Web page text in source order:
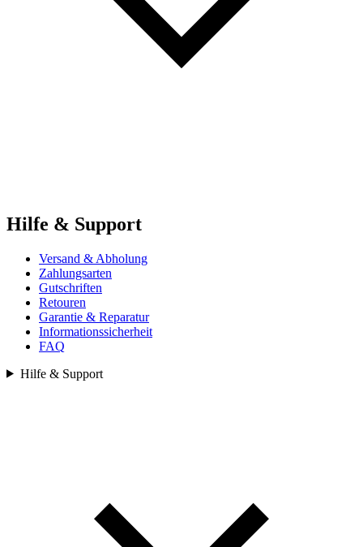
Hilfe & Support
Versand & Abholung
Zahlungsarten
Gutschriften
Retouren
Garantie & Reparatur
Informationssicherheit
FAQ
Hilfe & Support